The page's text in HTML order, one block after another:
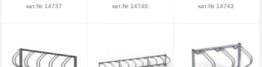
кат.№ 14737 кат.№ 14740 кат.№ 14743